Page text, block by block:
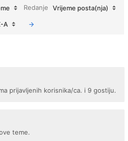
Redanje Vrijeme posta(nja)
A
prijavljenih korisnika/ca. i 9 gostiju.
teme.